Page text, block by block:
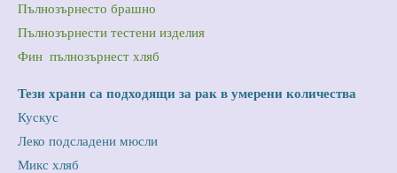
Пълнозърнесто брашно
Пълнозърнести тестени изделия
Фин пълнозърнест хляб
Тези храни са подходящи за рак в умерени количества
Кускус
Леко подсладени мюсли
Mикс хляб